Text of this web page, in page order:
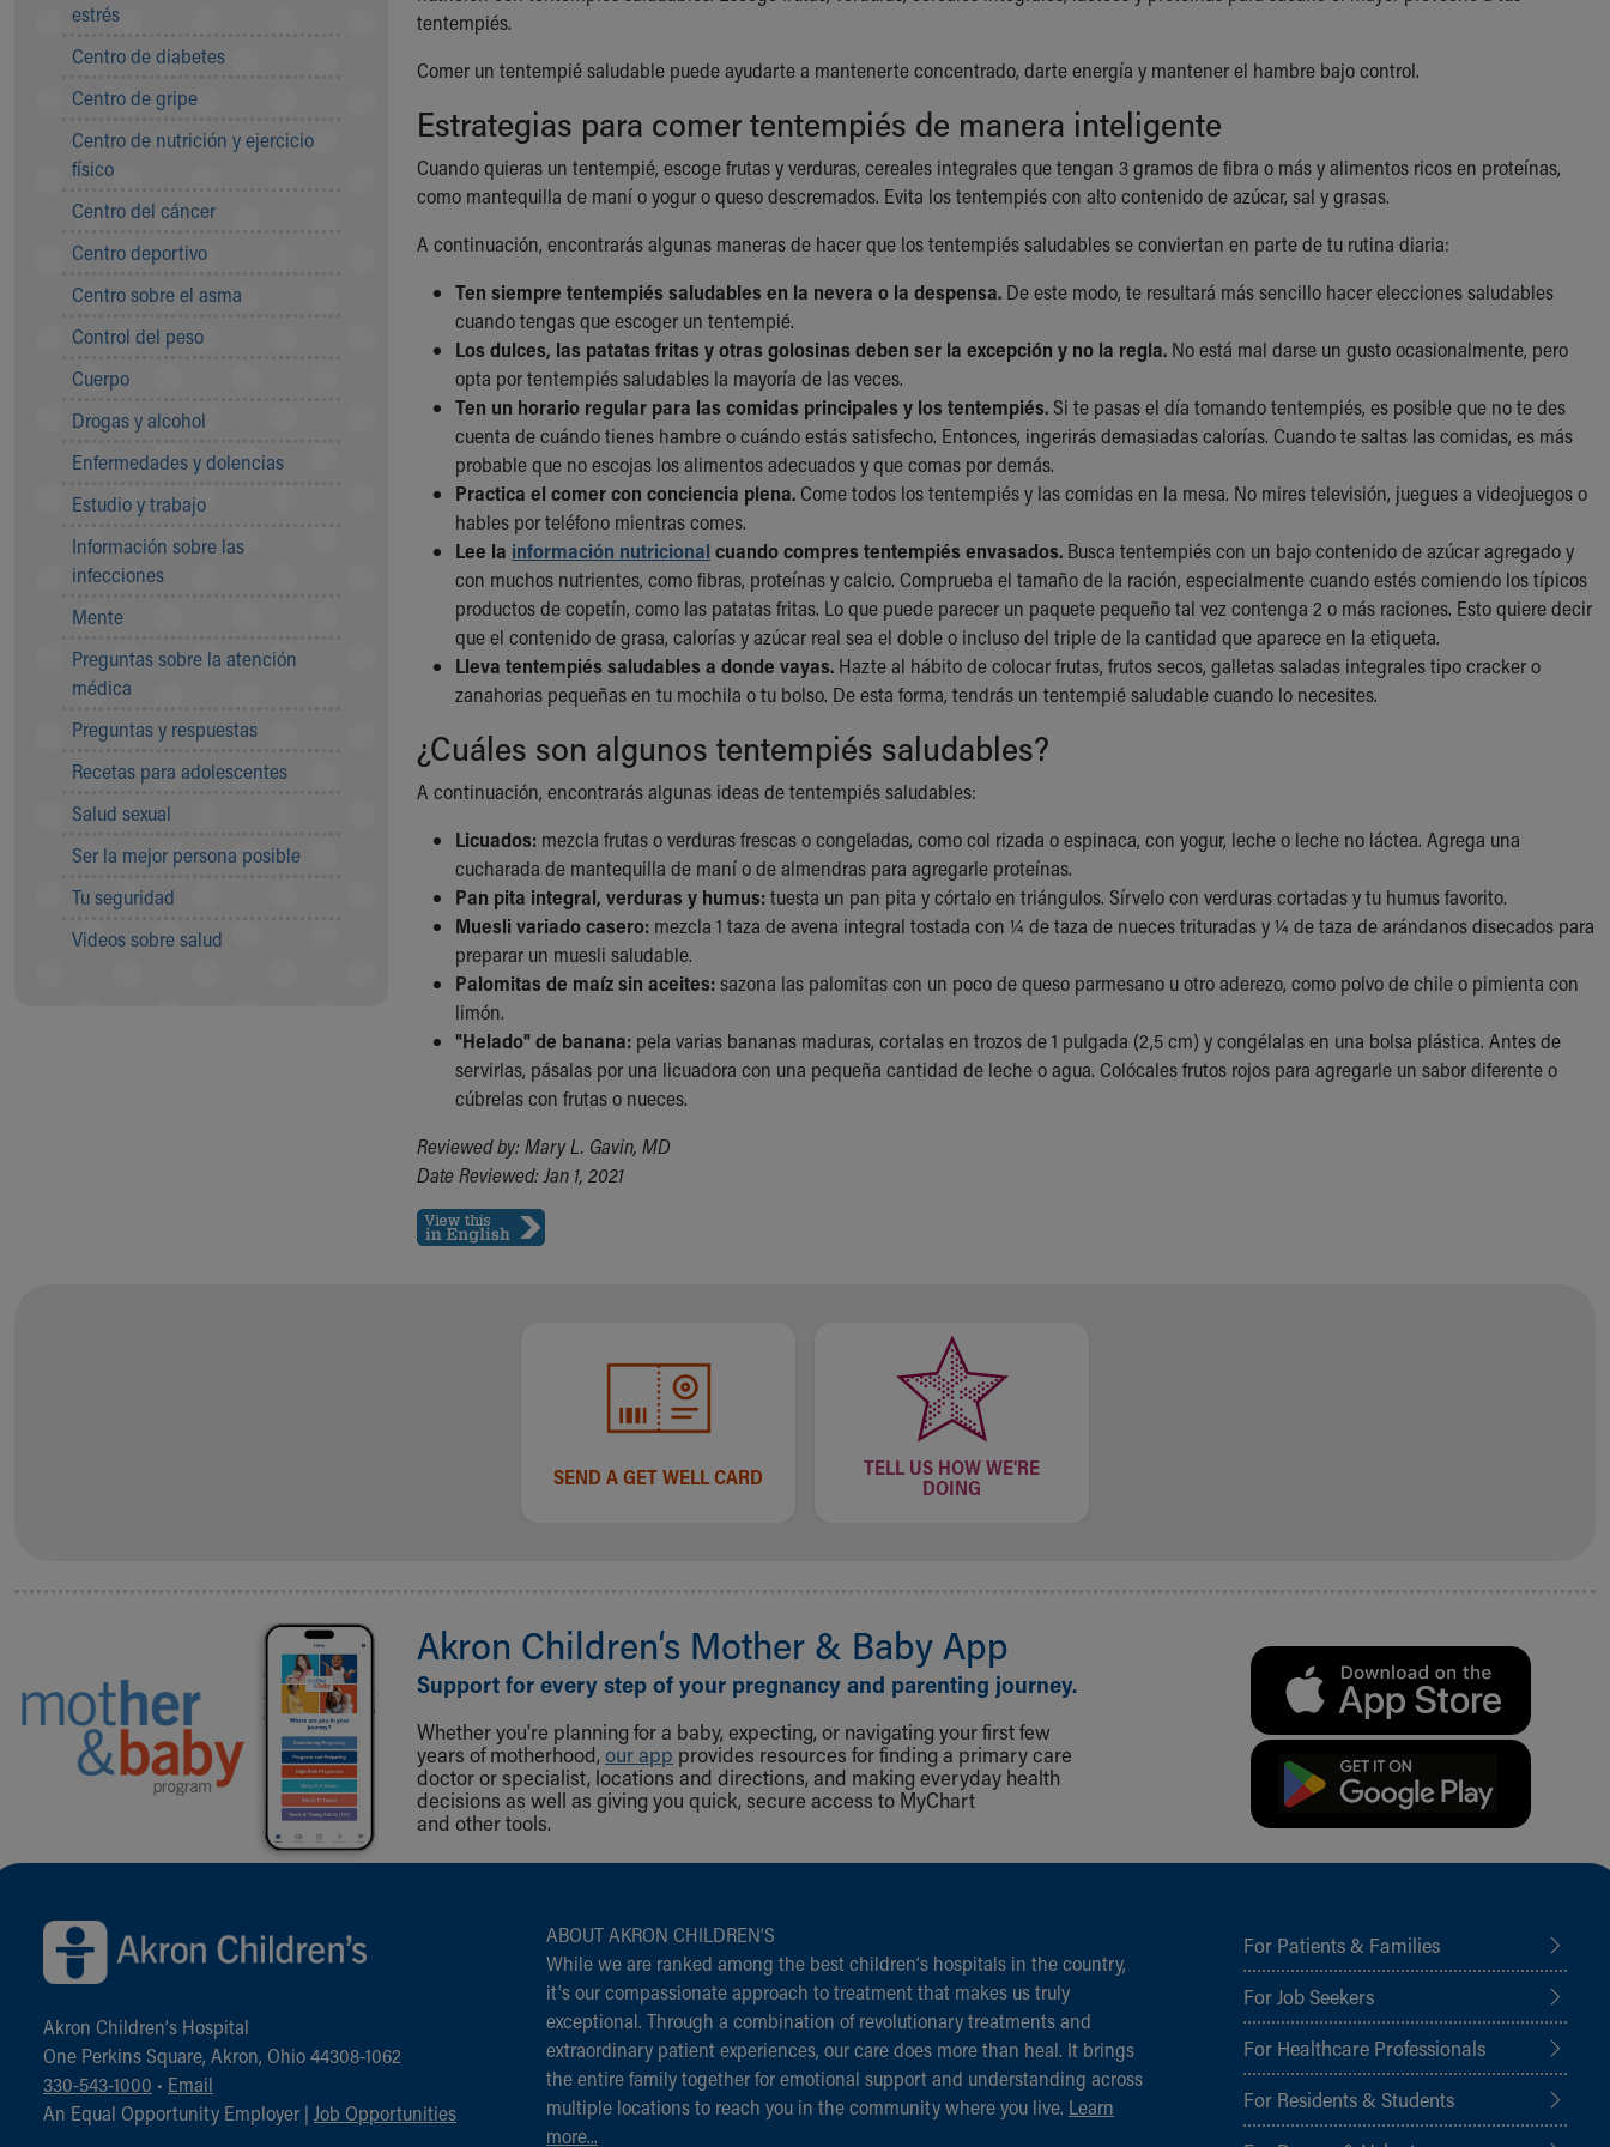
Symptom Checker
Price Estimates
Family Supports
Sports Health Services Provider for Akron Zips
New Parents
Find a Pediatrician
MyChart
Make an Appointment
Breastfeeding Medicine
Child Passenger Safety
Safe Sleep
About Akron Children's Pediatrics
Building a Brighter Future
Our Mission, Vision, Promise
Community Mission
Connect With Us
Our Culture of Caring
Our Leadership
Quality and Patient Safety
Unity and Engagement
Women's Board
More childhood, please.™
Cincinnati Children's
MyChart Telehealth Visits
Directions
estrés
Centro de diabetes
Centro de gripe
Centro de nutrición y ejercicio
físico
Centro del cáncer
Centro deportivo
Centro sobre el asma
Control del peso
Cuerpo
Drogas y alcohol
Enfermedades y dolencias
Estudio y trabajo
Información sobre las
infecciones
Mente
Preguntas sobre la atención
médica
Preguntas y respuestas
Recetas para adolescentes
Salud sexual
Ser la mejor persona posible
Tu seguridad
Videos sobre salud
tentempiés.
Comer un tentempié saludable puede ayudarte a mantenerte concentrado, darte energía y mantener el hambre bajo control.
Estrategias para comer tentempiés de manera inteligente
Cuando quieras un tentempié, escoge frutas y verduras, cereales integrales que tengan 3 gramos de fibra o más y alimentos ricos en proteínas,
como mantequilla de maní o yogur o queso descremados. Evita los tentempiés con alto contenido de azúcar, sal y grasas.
A continuación, encontrarás algunas maneras de hacer que los tentempiés saludables se conviertan en parte de tu rutina diaria:
Ten siempre tentempiés saludables en la nevera o la despensa. De este modo, te resultará más sencillo hacer elecciones saludables
cuando tengas que escoger un tentempié.
Los dulces, las patatas fritas y otras golosinas deben ser la excepción y no la regla. No está mal darse un gusto ocasionalmente, pero
opta por tentempiés saludables la mayoría de las veces.
Ten un horario regular para las comidas principales y los tentempiés. Si te pasas el día tomando tentempiés, es posible que no te des
cuenta de cuándo tienes hambre o cuándo estás satisfecho. Entonces, ingerirás demasiadas calorías. Cuando te saltas las comidas, es más
probable que no escojas los alimentos adecuados y que comas por demás.
Practica el comer con conciencia plena. Come todos los tentempiés y las comidas en la mesa. No mires televisión, juegues a videojuegos o
hables por teléfono mientras comes.
Lee la información nutricional cuando compres tentempiés envasados. Busca tentempiés con un bajo contenido de azúcar agregado y
con muchos nutrientes, como fibras, proteínas y calcio. Comprueba el tamaño de la ración, especialmente cuando estés comiendo los típicos
productos de copetín, como las patatas fritas. Lo que puede parecer un paquete pequeño tal vez contenga 2 o más raciones. Esto quiere decir
que el contenido de grasa, calorías y azúcar real sea el doble o incluso del triple de la cantidad que aparece en la etiqueta.
Lleva tentempiés saludables a donde vayas. Hazte al hábito de colocar frutas, frutos secos, galletas saladas integrales tipo cracker o
zanahorias pequeñas en tu mochila o tu bolso. De esta forma, tendrás un tentempié saludable cuando lo necesites.
¿Cuáles son algunos tentempiés saludables?
A continuación, encontrarás algunas ideas de tentempiés saludables:
Licuados: mezcla frutas o verduras frescas o congeladas, como col rizada o espinaca, con yogur, leche o leche no láctea. Agrega una
cucharada de mantequilla de maní o de almendras para agregarle proteínas.
Pan pita integral, verduras y humus:tuesta un pan pita y córtalo en triángulos. Sírvelo con verduras cortadas y tu humus favorito.
Muesli variado casero: mezcla 1 taza de avena integral tostada con ¼ de taza de nueces trituradas y ¼ de taza de arándanos disecados para
preparar un muesli saludable.
Palomitas de maíz sin aceites:sazona las palomitas con un poco de queso parmesano u otro aderezo, como polvo de chile o pimienta con
limón.
"Helado" de banana: pela varias bananas maduras, cortalas en trozos de 1 pulgada (2,5 cm) y congélalas en una bolsa plástica. Antes de
servirlas, pásalas por una licuadora con una pequeña cantidad de leche o agua. Colócales frutos rojos para agregarle un sabor diferente o
cúbrelas con frutas o nueces.
Reviewed by: Mary L. Gavin, MD
Date Reviewed: Jan 1, 2021
SEND A GET WELL CARD
TELL US HOW WE'RE
DOING
Akron Children‘s Mother & Baby App
Support for every step of your pregnancy and parenting journey.
Whether you're planning for a baby, expecting, or navigating your first few
years of motherhood, our app provides resources for finding a primary care
doctor or specialist, locations and directions, and making everyday health
decisions as well as giving you quick, secure access to MyChart
and other tools.
Back to top of page
Akron Children‘s Hospital
One Perkins Square, Akron, Ohio 44308-1062
330-543-1000 • Email
An Equal Opportunity Employer | Job Opportunities
ABOUT AKRON CHILDREN‘S
While we are ranked among the best children‘s hospitals in the country,
it‘s our compassionate approach to treatment that makes us truly
exceptional. Through a combination of revolutionary treatments and
extraordinary patient experiences, our care does more than heal. It brings
the entire family together for emotional support and understanding across
multiple locations to reach you in the community where you live. Learn
more...
For Patients & Families
For Job Seekers
For Healthcare Professionals
For Residents & Students